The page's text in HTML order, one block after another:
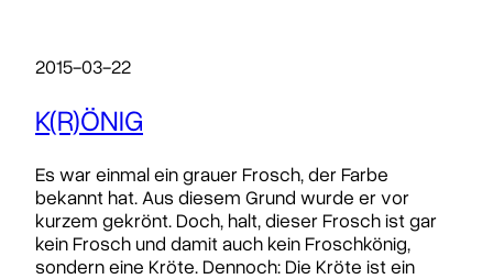
2015-03-22
K(R)ÖNIG
Es war einmal ein grauer Frosch, der Farbe
bekannt hat. Aus diesem Grund wurde er vor
kurzem gekrönt. Doch, halt, dieser Frosch ist gar
kein Frosch und damit auch kein Froschkönig,
sondern eine Kröte. Dennoch: Die Kröte ist ein